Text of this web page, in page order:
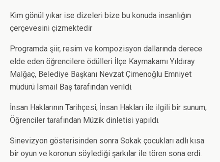
Kim gönül yıkar ise dizeleri bize bu konuda insanlığın
çerçevesini çizmektedir
Programda şiir, resim ve kompozisyon dallarında derece
elde eden öğrencilere ödülleri İlçe Kaymakamı Yıldıray
Malğaç, Belediye Başkanı Nevzat Çimenoğlu Emniyet
müdürü İsmail Baş tarafından verildi.
İnsan Haklarının Tarihçesi, İnsan Hakları ile ilgili bir sunum,
Öğrenciler tarafından Müzik dinletisi yapıldı.
Sinevizyon gösterisinden sonra Sokak çocukları adlı kısa
bir oyun ve koronun söylediği şarkılar ile tören sona erdi.